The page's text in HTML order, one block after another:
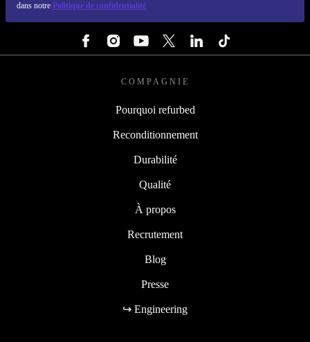
dans notre Politique de confidentialité
COMPAGNIE
Pourquoi refurbed
Reconditionnement
Durabilité
Qualité
À propos
Recrutement
Blog
Presse
↪ Engineering